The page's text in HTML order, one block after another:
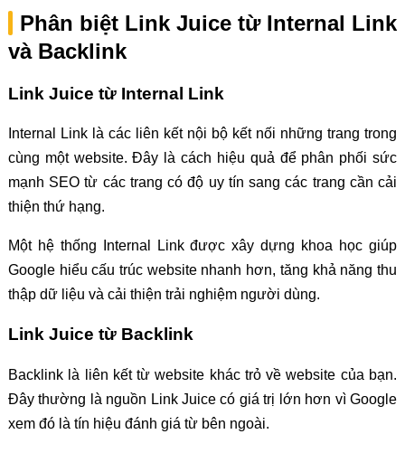
Phân biệt Link Juice từ Internal Link
và Backlink
Link Juice từ Internal Link
Internal Link là các liên kết nội bộ kết nối những trang trong
cùng một website. Đây là cách hiệu quả để phân phối sức
mạnh SEO từ các trang có độ uy tín sang các trang cần cải
thiện thứ hạng.
Một hệ thống Internal Link được xây dựng khoa học giúp
Google hiểu cấu trúc website nhanh hơn, tăng khả năng thu
thập dữ liệu và cải thiện trải nghiệm người dùng.
Link Juice từ Backlink
Backlink là liên kết từ website khác trỏ về website của bạn.
Đây thường là nguồn Link Juice có giá trị lớn hơn vì Google
xem đó là tín hiệu đánh giá từ bên ngoài.